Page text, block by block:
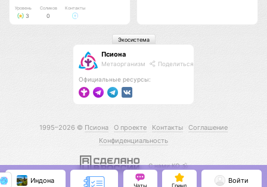
Уровень
3
Соликов
0
Контакты
Псиона
Метаорганизм Поделиться
Официальные ресурсы:
Экосистема
1995–2026 © Псиона О проекте Контакты
Соглашение
Конфиденциальность
С нами КО 🕉️
Индона
Чаты Гринд
Войти